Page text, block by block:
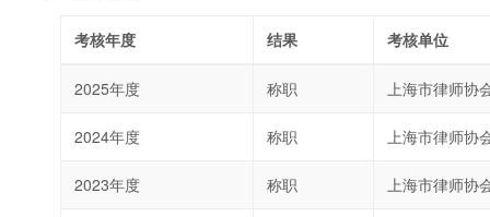
考核年度 结果 考核单位
2025年度 称职 上海市律师协
2024年度 称职 上海市律师协
2023年度 称职 上海市律师协